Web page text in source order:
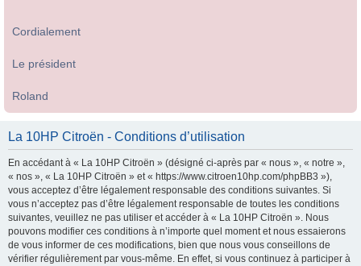
Cordialement
Le président
Roland
La 10HP Citroën - Conditions d’utilisation
En accédant à « La 10HP Citroën » (désigné ci-après par « nous », « notre »,
« nos », « La 10HP Citroën » et « https://www.citroen10hp.com/phpBB3 »),
vous acceptez d’être légalement responsable des conditions suivantes. Si
vous n’acceptez pas d’être légalement responsable de toutes les conditions
suivantes, veuillez ne pas utiliser et accéder à « La 10HP Citroën ». Nous
pouvons modifier ces conditions à n’importe quel moment et nous essaierons
de vous informer de ces modifications, bien que nous vous conseillons de
vérifier régulièrement par vous-même. En effet, si vous continuez à participer à